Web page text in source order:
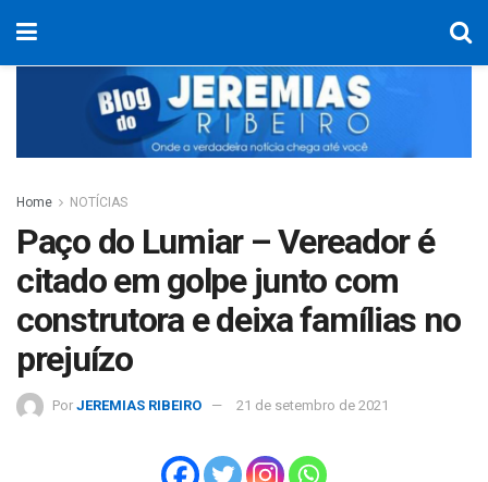
Home NOTÍCIAS
Paço do Lumiar – Vereador é
citado em golpe junto com
construtora e deixa famílias no
prejuízo
Por JEREMIAS RIBEIRO 21 de setembro de 2021